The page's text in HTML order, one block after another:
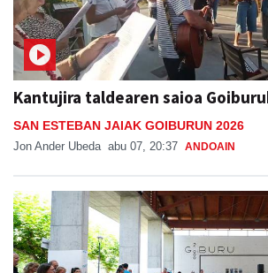
Kantujira taldearen saioa
SAN ESTEBAN JAIAK GOIBURUN 2026
Jon Ander Ubeda abu 07, 20:37 ANDOAIN